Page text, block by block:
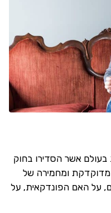
בעולם אשר הסדירו בחוק
מדוקדקת ומחמירה של
על האם הפונדקאית, על